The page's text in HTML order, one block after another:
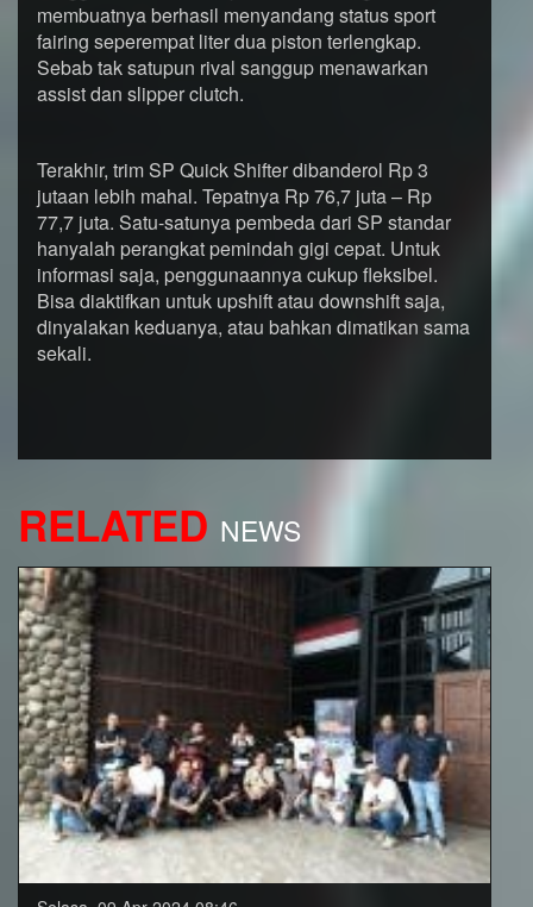
membuatnya berhasil menyandang status sport
fairing seperempat liter dua piston terlengkap.
Sebab tak satupun rival sanggup menawarkan
assist dan slipper clutch.
Terakhir, trim SP Quick Shifter dibanderol Rp 3
jutaan lebih mahal. Tepatnya Rp 76,7 juta – Rp
77,7 juta. Satu-satunya pembeda dari SP standar
hanyalah perangkat pemindah gigi cepat. Untuk
informasi saja, penggunaannya cukup fleksibel.
Bisa diaktifkan untuk upshift atau downshift saja,
dinyalakan keduanya, atau bahkan dimatikan sama
sekali.
RELATED NEWS